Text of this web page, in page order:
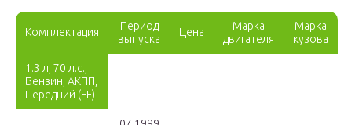
Комплектация
Период
выпуска
Цена
Марка
двигателя
Марка
кузова
1.3 л, 70 л.с.,
Бензин, АКПП,
Передний (FF)